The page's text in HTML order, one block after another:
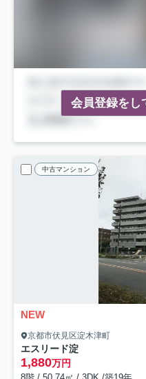
会員登録をし
中古マンション
NEW
京都市伏見区淀木津町
エスリード淀
1,880万円